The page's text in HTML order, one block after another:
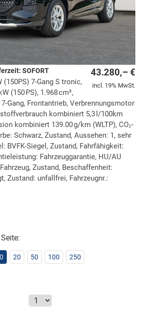
43.280,– €
incl. 19% MwSt.
SOFORT
(150PS) 7-Gang S tronic,
(150 PS), 1.968 cm³,
Gang, Frontantrieb, Verbrennungsmotor
kombiniert 5,3 l/100km
kombiniert 139.00 g/km (WLTP), CO₂-
Schwarz, Zustand, Aussehen: 1, sehr
BVFK-Siegel, Zustand, Fahrfähigkeit:
Fahrzeuggarantie, HU/AU
Zustand, Beschaffenheit:
Zustand: unfallfrei, Fahrzeugnr.:
Fahrzeugexposé drucken
20 50 100 250